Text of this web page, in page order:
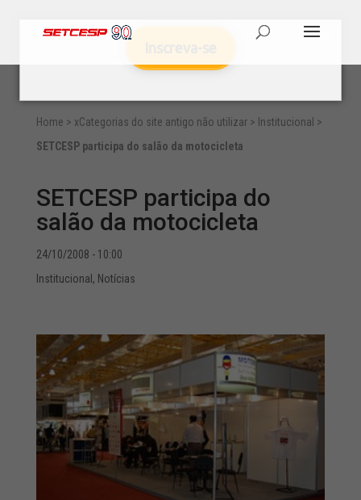
Home > xCategorias do site antigo não utilizar> Institucional >
SETCESP participa do salão da motocicleta
SETCESP participa do
salão da motocicleta
24/10/2008 - 10:00
Institucional , Notícias